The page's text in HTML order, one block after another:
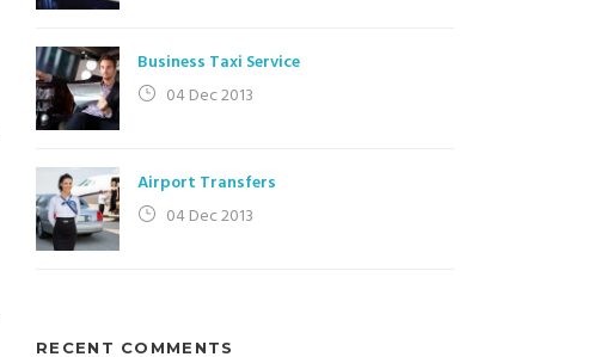
Business Taxi Service
04 Dec 2013
Airport Transfers
04 Dec 2013
RECENT COMMENTS